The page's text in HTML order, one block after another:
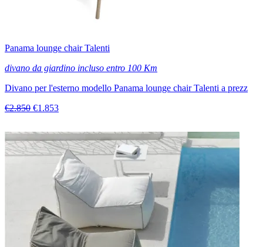
Panama lounge chair Talenti
divano da giardino incluso entro 100 Km
Divano per l'esterno modello Panama lounge chair Talenti a prezz
€2.850 €1.853